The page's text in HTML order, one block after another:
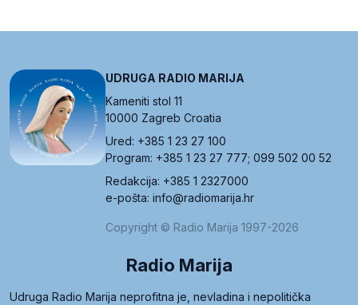
UDRUGA RADIO MARIJA
Kameniti stol 11
10000 Zagreb Croatia
Ured: +385 1 23 27 100
Program: +385 1 23 27 777; 099 502 00 52
Redakcija: +385 1 2327000
e-pošta: info@radiomarija.hr
Copyright © Radio Marija 1997-2026
Radio Marija
Udruga Radio Marija neprofitna je, nevladina i nepolitička